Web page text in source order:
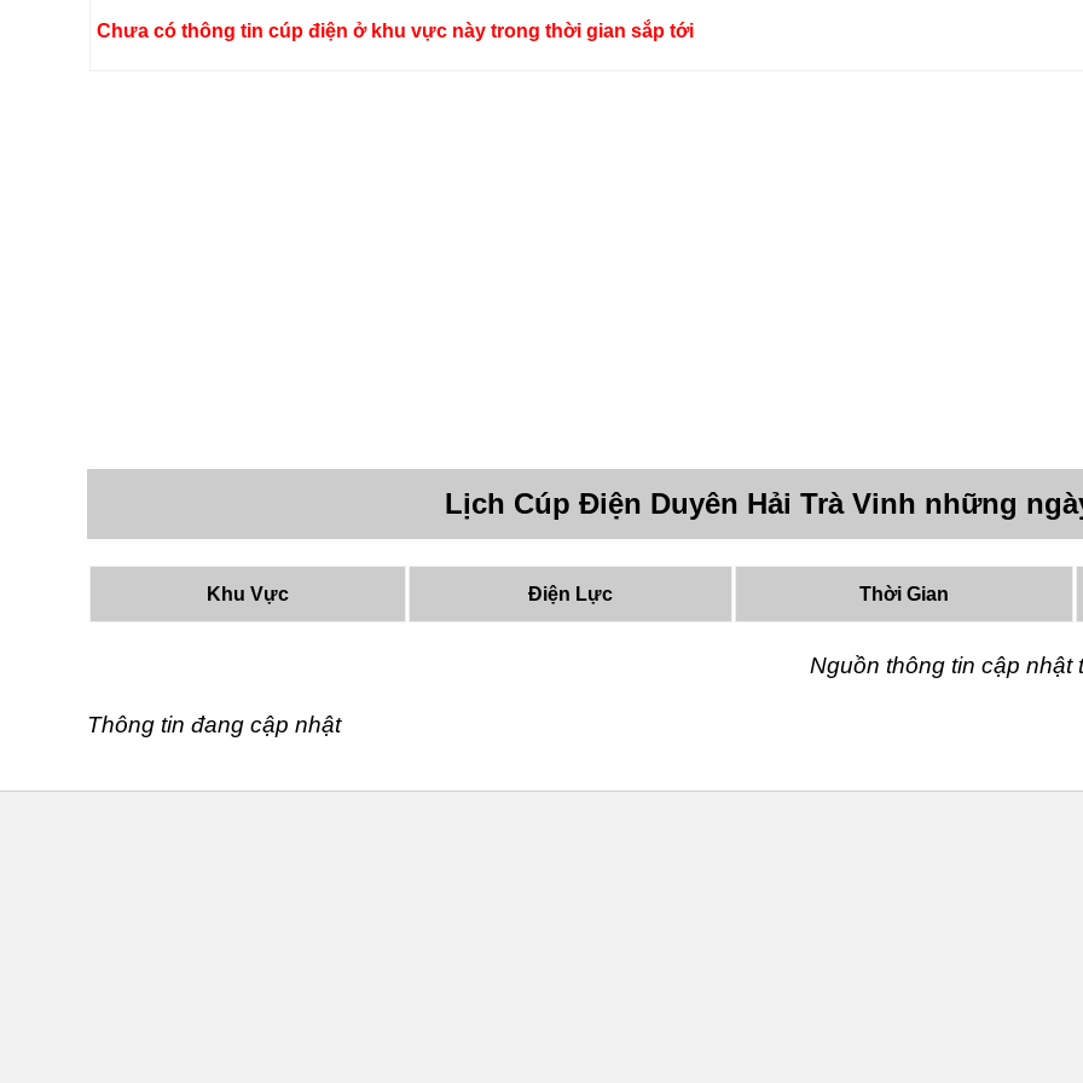
Chưa có thông tin cúp điện ở khu vực này trong thời gian sắp tới
Lịch Cúp Điện Duyên Hải Trà Vinh những
Khu Vực Điện Lực Thời Gian
Nguồn thông tin cập nhật
Thông tin đang cập nhật